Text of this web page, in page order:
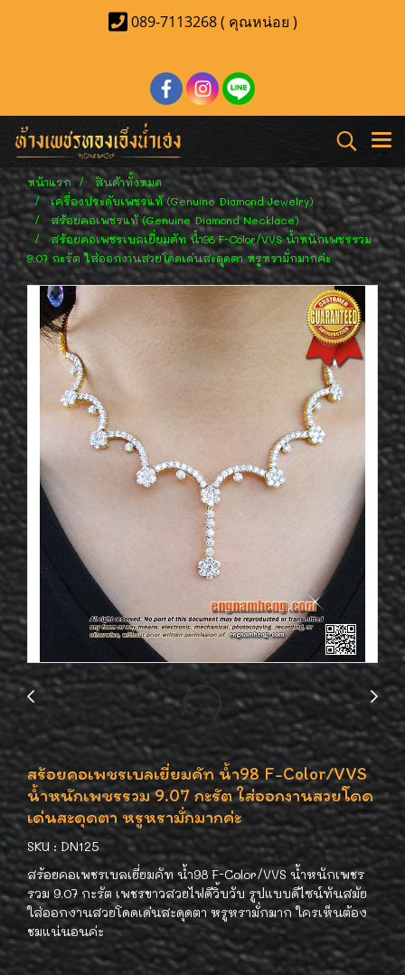
089-7113268 ( คุณหน่อย )
หน้าแรก
สินค้าทั้งหมด
เครื่องประดับเพชรแท้ (Genuine Diamond Jewelry)
สร้อยคอเพชรแท้ (Genuine Diamond Necklace)
สร้อยคอเพชรเบลเยี่ยมคัท น้ำ98 F-Color/VVS น้ำหนักเพชรรวม
9.07 กะรัต ใส่ออกงานสวยโดดเด่นสะดุดตา หรูหรามั่กมากค่ะ
สร้อยคอเพชรเบลเยี่ยมคัท น้ำ98 F-Color/VVS
น้ำหนักเพชรรวม 9.07 กะรัต ใส่ออกงานสวยโดด
เด่นสะดุดตา หรูหรามั่กมากค่ะ
SKU : DN125
สร้อยคอเพชรเบลเยี่ยมคัท น้ำ98 F-Color/VVS น้ำหนักเพชร
รวม 9.07 กะรัต เพชรขาวสวยไฟดีวิ้บวับ รูปแบบดีไซน์ทันสมัย
ใส่ออกงานสวยโดดเด่นสะดุดตา หรูหรามั่กมาก ใครเห็นต้อง
ชมแน่นอนค่ะ